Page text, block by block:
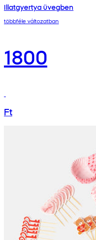
Illatgyertya üvegben
többféle változatban
1800
Ft